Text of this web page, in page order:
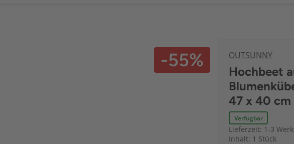
-55% OUTSUNNY
Hochbeet
47 x 40 cm
Verfügbar
Lieferzeit: 1-3
Inhalt: 1 Stück